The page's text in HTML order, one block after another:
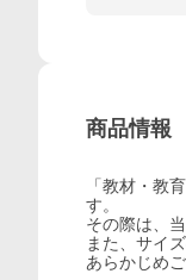
商品情報
「教材・教
す。
その際は、
また、サイ
あらかじめ